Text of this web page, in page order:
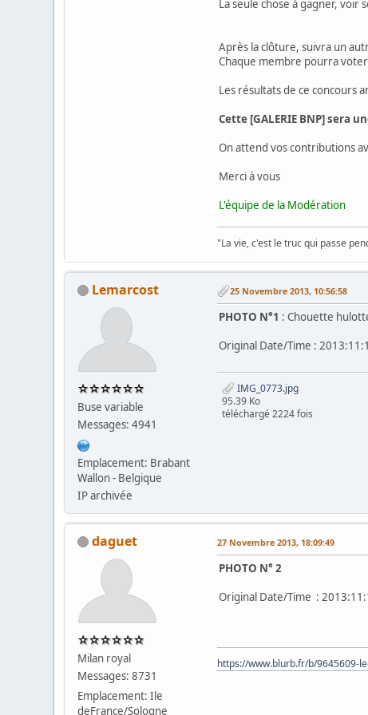
La seule chose à gagner, voir
Après la clôture, suivra un
Chaque membre pourra
Les résultats de ce concours
Cette [GALERIE BNP] sera
On attend vos contributions
Merci à vous
L'équipe de la Modération
"La vie, c'est le truc qui passe
Lemarcost
Buse variable
Messages: 4941
Emplacement: Brabant
Wallon - Belgique
IP archivée
25 Novembre 2013, 10:56:58
PHOTO N°1 : Chouette
Original Date/Time :
IMG_0773.jpg
95.39 Ko
téléchargé 2224 fois
daguet
Milan royal
Messages: 8731
Emplacement: Ile
deFrance/Sologne
27 Novembre 2013, 18:09:49
PHOTO N° 2
Original Date/Time :
https://www.blurb.fr/b/9645609-